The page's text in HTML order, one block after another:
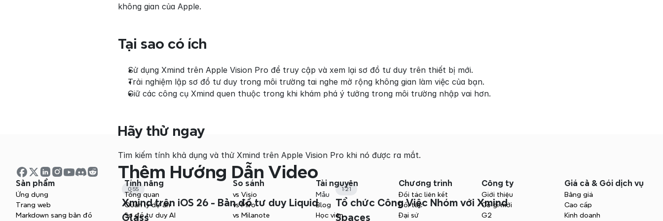
không gian của Apple.
Tại sao có ích
Sử dụng Xmind trên Apple Vision Pro để truy cập và xem lại sơ đồ tư duy trên thiết bị mới.
Trải nghiệm lập sơ đồ tư duy trong môi trường tai nghe mở rộng không gian làm việc của bạn.
Giữ các công cụ Xmind quen thuộc trong khi khám phá ý tưởng trong môi trường nhập vai hơn.
Hãy thử ngay
Tìm kiếm tính khả dụng và thử Xmind trên Apple Vision Pro khi nó được ra mắt.
Thêm Hướng Dẫn Video
0:55
Xmind trên iOS 26 - Bản đồ tư duy Liquid
Glass
1:21
Tổ chức Công Việc Nhóm với Xmind
Spaces
Sản phẩm
Ứng dụng
Trang web
Markdown sang bản đồ
Tính năng
Tổng quan
Quản lý dự án
Sơ đồ tư duy AI
So sánh
vs Visio
vs Miro
vs Milanote
Tài nguyên
Mẫu
Blog
Học viện
Chương trình
Đối tác liên kết
Đối tác
Đại sứ
Công ty
Giới thiệu
Có gì mới
G2
Giá cả & Gói dịch vụ
Bảng giá
Cao cấp
Kinh doanh